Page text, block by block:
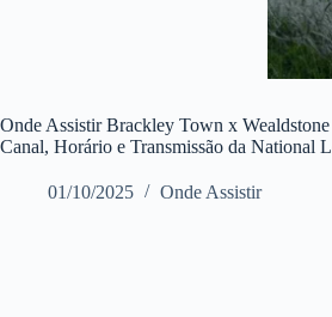
Onde Assistir Brackley Town x
Canal, Horário e Transmissão da National
01/10/2025 Onde Assistir